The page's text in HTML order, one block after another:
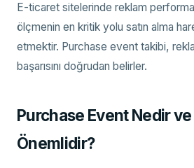
E-ticaret sitelerinde reklam
ölçmenin en kritik yolu satın alma
etmektir. Purchase event takibi,
başarısını doğrudan belirler.
Purchase Event Nedir
Önemlidir?